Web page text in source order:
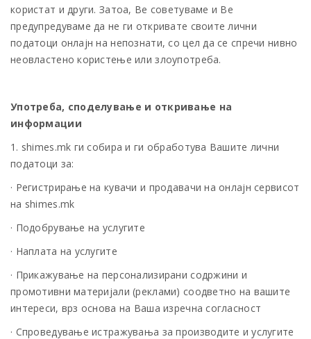
користат и други. Затоа, Ве советуваме и Ве
предупредуваме да не ги откривате своите лични
податоци онлајн на непознати, со цел да се спречи нивно
неовластено користење или злоупотреба.
Употреба, споделување и откривање на
информации
1. shimes.mk ги собира и ги обработува Вашите лични
податоци за:
· Регистрирање на кувачи и продавачи на онлајн сервисот
на shimes.mk
· Подобрување на услугите
· Наплата на услугите
· Прикажување на персонализирани содржини и
промотивни материјали (реклами) соодветно на вашите
интереси, врз основа на Ваша изречна согласност
· Спроведување истражувања за производите и услугите